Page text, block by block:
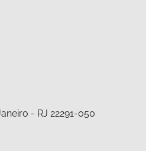
- RJ 22291-050